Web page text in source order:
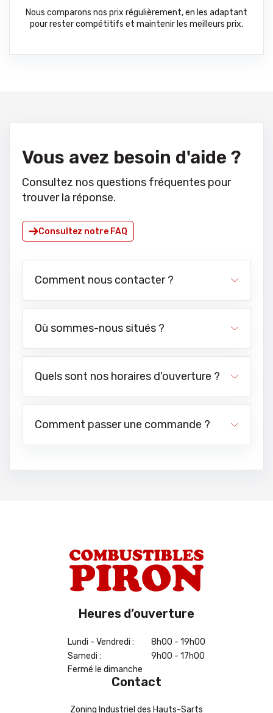
Nous comparons nos prix régulièrement, en les adaptant
pour rester compétitifs et maintenir les meilleurs prix.
Vous avez besoin d'aide ?
Consultez nos questions fréquentes pour
trouver la réponse.
Consultez notre FAQ
Comment nous contacter ?
Où sommes-nous situés ?
Quels sont nos horaires d'ouverture ?
Comment passer une commande ?
Heures d’ouverture
Lundi - Vendredi :
8h00 - 19h00
Samedi :
9h00 - 17h00
Fermé le dimanche
Contact
Zoning Industriel des Hauts-Sarts